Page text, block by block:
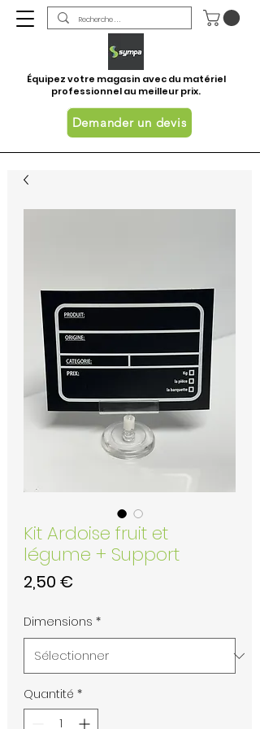
Équipez votre magasin avec du matériel
professionnel au meilleur prix.
Demander un devis
Kit Ardoise fruit et
légume + Support
2,50 €
Dimensions *
Quantité *